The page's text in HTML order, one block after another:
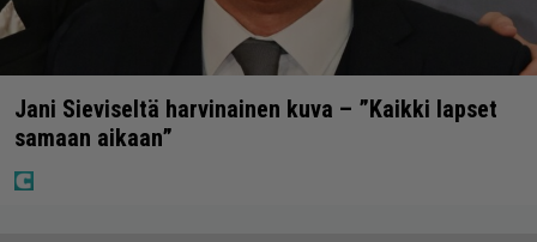
Jani Sieviseltä harvinainen kuva – ”Kaikki lapset
samaan aikaan”